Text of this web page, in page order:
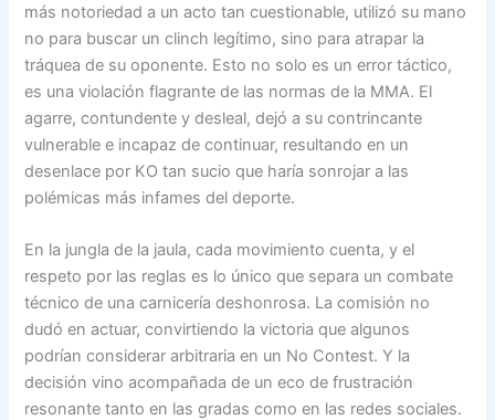
más notoriedad a un acto tan cuestionable, utilizó su mano
no para buscar un clinch legítimo, sino para atrapar la
tráquea de su oponente. Esto no solo es un error táctico,
es una violación flagrante de las normas de la MMA. El
agarre, contundente y desleal, dejó a su contrincante
vulnerable e incapaz de continuar, resultando en un
desenlace por KO tan sucio que haría sonrojar a las
polémicas más infames del deporte.
En la jungla de la jaula, cada movimiento cuenta, y el
respeto por las reglas es lo único que separa un combate
técnico de una carnicería deshonrosa. La comisión no
dudó en actuar, convirtiendo la victoria que algunos
podrían considerar arbitraria en un No Contest. Y la
decisión vino acompañada de un eco de frustración
resonante tanto en las gradas como en las redes sociales.